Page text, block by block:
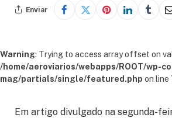
Enviar
Warning: Trying to access array offset on
/home/aeroviarios/webapps/ROOT/wp-
mag/partials/single/featured.php on line
Em artigo divulgado na segunda-